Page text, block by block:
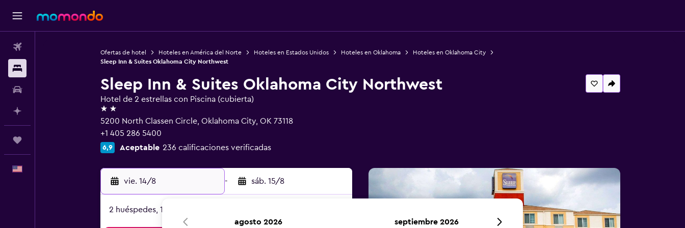
Ofertas de hotel Hoteles en América del Norte Hoteles en Estados Unidos Hoteles en Oklahoma
Hoteles en Oklahoma City
Sleep Inn & Suites Oklahoma City Northwest
Sleep Inn & Suites Oklahoma City Northwest
Hotel de 2 estrellas con Piscina (cubierta)
2 estrellas
5200 North Classen Circle, Oklahoma City, OK 73118
+1 405 286 5400
6,9 Aceptable 236 calificaciones verificadas
vie. 14/8 - sáb. 15/8
2 huéspedes, 1 habitación
agosto 2026 septiembre 2026